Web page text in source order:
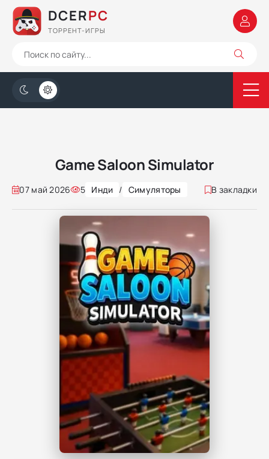
DCERPC
ТОРРЕНТ-ИГРЫ
Game Saloon Simulator
07 май 2026 5 Инди / Симуляторы В закладки